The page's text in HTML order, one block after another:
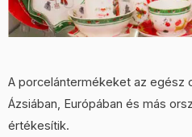
A porcelántermékeket az egész
Ázsiában, Európában és más
értékesítik.